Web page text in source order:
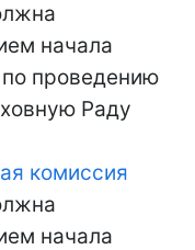
начала
по проведению
Раду
комиссия
начала